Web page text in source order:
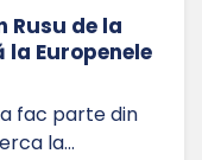
Rusu de la
la Europenele
fac parte din
la…